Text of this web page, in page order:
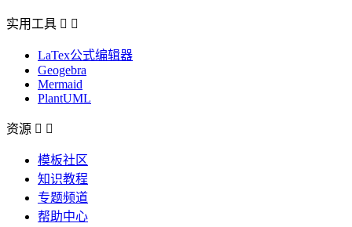
实用工具  
LaTex公式编辑器
Geogebra
Mermaid
PlantUML
资源  
模板社区
知识教程
专题频道
帮助中心